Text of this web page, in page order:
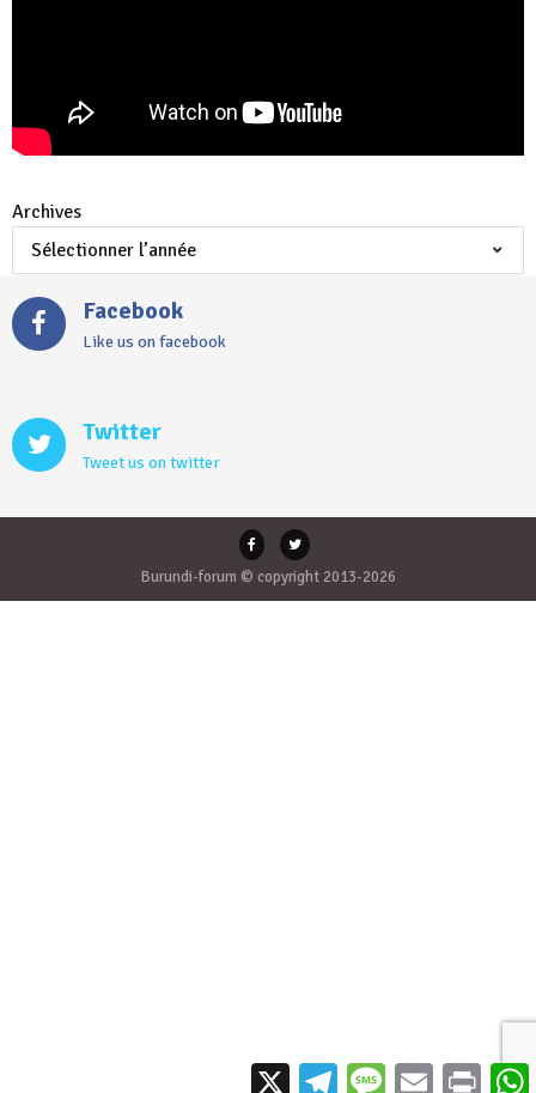
Archives
Facebook
Like us on facebook
Twitter
Tweet us on twitter
Burundi-forum © copyright 2013-2026
X TelegramMessageEmail Print